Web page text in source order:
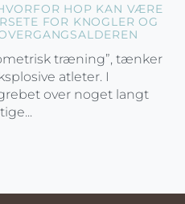
HOP KAN VÆRE
FOR KNOGLER OG
træning”, tænker
atleter. I
over noget langt